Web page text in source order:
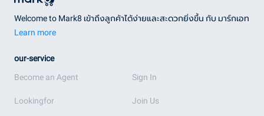
Welcome to Mark8 เข้าถึงลูกค้าได้ง่ายและสะดวกยิ่งขึ้น กับ มาร์กเอท
Learn more
our-service
Become an Agent
Lookingfor
Sign In
Join Us